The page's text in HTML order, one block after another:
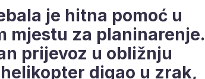
je hitna pomoć u
mjestu za planinarenje.
prijevoz u obližnju
digao u zrak,